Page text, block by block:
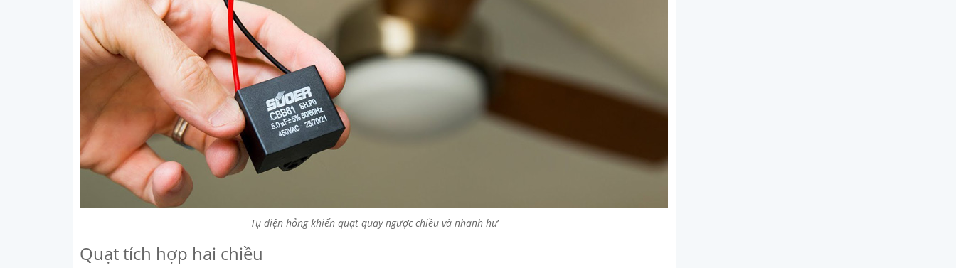
Tụ điện hỏng khiến quạt quay ngược chiều và nhanh hư
Quạt tích hợp hai chiều